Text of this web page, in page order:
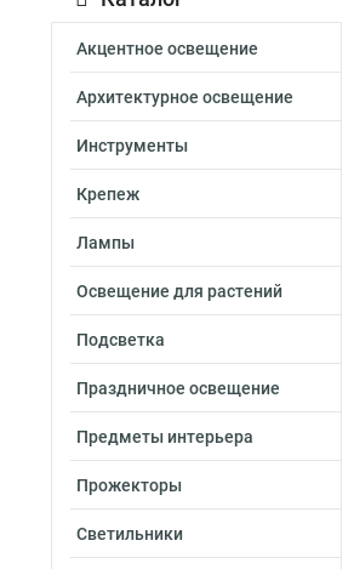
Акцентное освещение
Архитектурное освещение
Инструменты
Крепеж
Лампы
Освещение для растений
Подсветка
Праздничное освещение
Предметы интерьера
Прожекторы
Светильники